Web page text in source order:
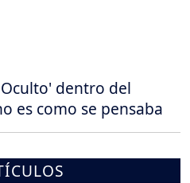
dentro del
es como se pensaba